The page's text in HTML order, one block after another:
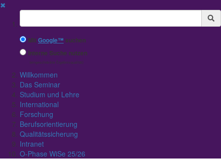
✖
Suchbegriff
MitGoogle™ suchen
Interne Suche nutzen
(eingeschränkte Ergebnisqualität)
Willkommen
Das Seminar
Studium und Lehre
International
Forschung
Berufsorientierung
Qualitätssicherung
Intranet
O-Phase WiSe 25/26